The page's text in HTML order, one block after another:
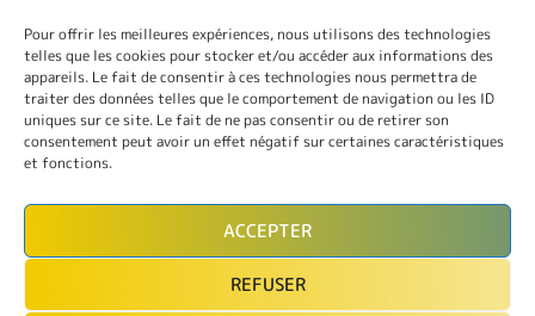
Pour offrir les meilleures expériences, nous utilisons des technologies
telles que les cookies pour stocker et/ou accéder aux informations des
appareils. Le fait de consentir à ces technologies nous permettra de
traiter des données telles que le comportement de navigation ou les ID
uniques sur ce site. Le fait de ne pas consentir ou de retirer son
consentement peut avoir un effet négatif sur certaines caractéristiques
et fonctions.
ACCEPTER
REFUSER
COURS
LANGUES
CONFÉRENCES
SORTIES
L’ASSOCIATION